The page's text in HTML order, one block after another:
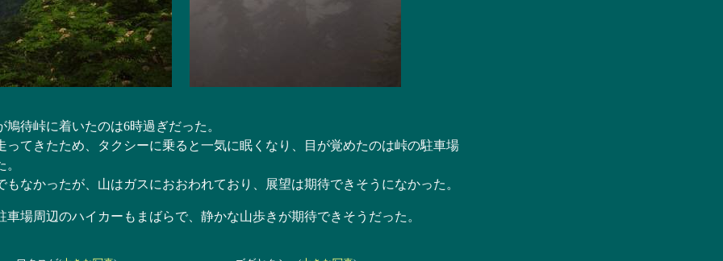
待峠に着いたのは6時過ぎだった。
てきたため、タクシーに乗ると一気に眠くなり、目が覚めたのは峠の駐車場
なかったが、山はガスにおおわれており、展望は期待できそうになかった。
場周辺のハイカーもまばらで、静かな山歩きが期待できそうだった。